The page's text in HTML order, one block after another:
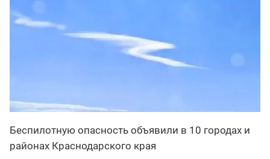
Беспилотную опасность объявили в 10 городах и
районах Краснодарского края